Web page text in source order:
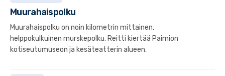
Muurahaispolku
Muurahaispolku on noin kilometrin mittainen,
helppokulkuinen murskepolku. Reitti kiertää Paimion
kotiseutumuseon ja kesäteatterin alueen.